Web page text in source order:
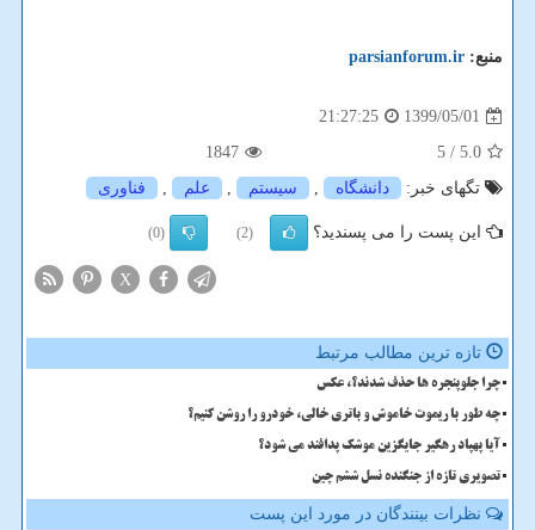
منبع: parsianforum.ir
1399/05/01
21:27:25
5.0
/ 5
1847
تگهای خبر:
دانشگاه , سیستم , علم , فناوری
این پست را می پسندید؟ (2)
(0)
X
تازه ترین مطالب مرتبط
چرا جلوپنجره ها حذف شدند؟، عکس
چه طور با ریموت خاموش و باتری خالی، خودرو را روشن کنیم؟
آیا پهپاد رهگیر جایگزین موشک پدافند می شود؟
تصویری تازه از جنگنده نسل ششم چین
نظرات بینندگان در مورد این پست